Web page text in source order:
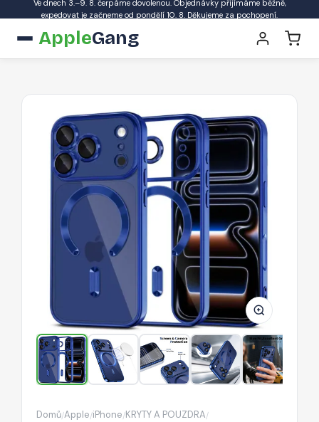
Ve dnech 3.–9. 8. čerpáme dovolenou. Objednávky přijímáme běžně,
expedovat je začneme od pondělí 10. 8. Děkujeme za pochopení.
AppleGang
Pouzdro
Tech-
Protect
MagFlex
MagSafe
pro
iPhone
17
Pro
Max
Domů/Apple/iPhone/KRYTY A POUZDRA/